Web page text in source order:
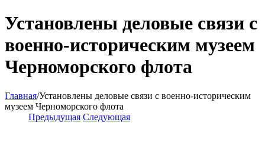
Установлены деловые связи с
военно-историческим музеем
Черноморского флота
Главная/Установлены деловые связи с военно-историческим
музеем Черноморского флота
Предыдущая Следующая